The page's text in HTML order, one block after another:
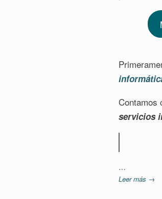
Contamos
servicios
…
Leer más →